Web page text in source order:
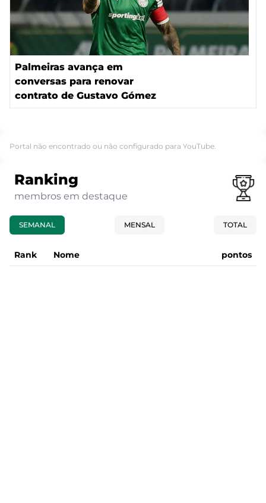
Palmeiras avança em
conversas para renovar
contrato de Gustavo Gómez
Portal não encontrado ou não configurado para YouTube.
Ranking
membros em destaque
SEMANAL MENSAL TOTAL
Rank Nome pontos